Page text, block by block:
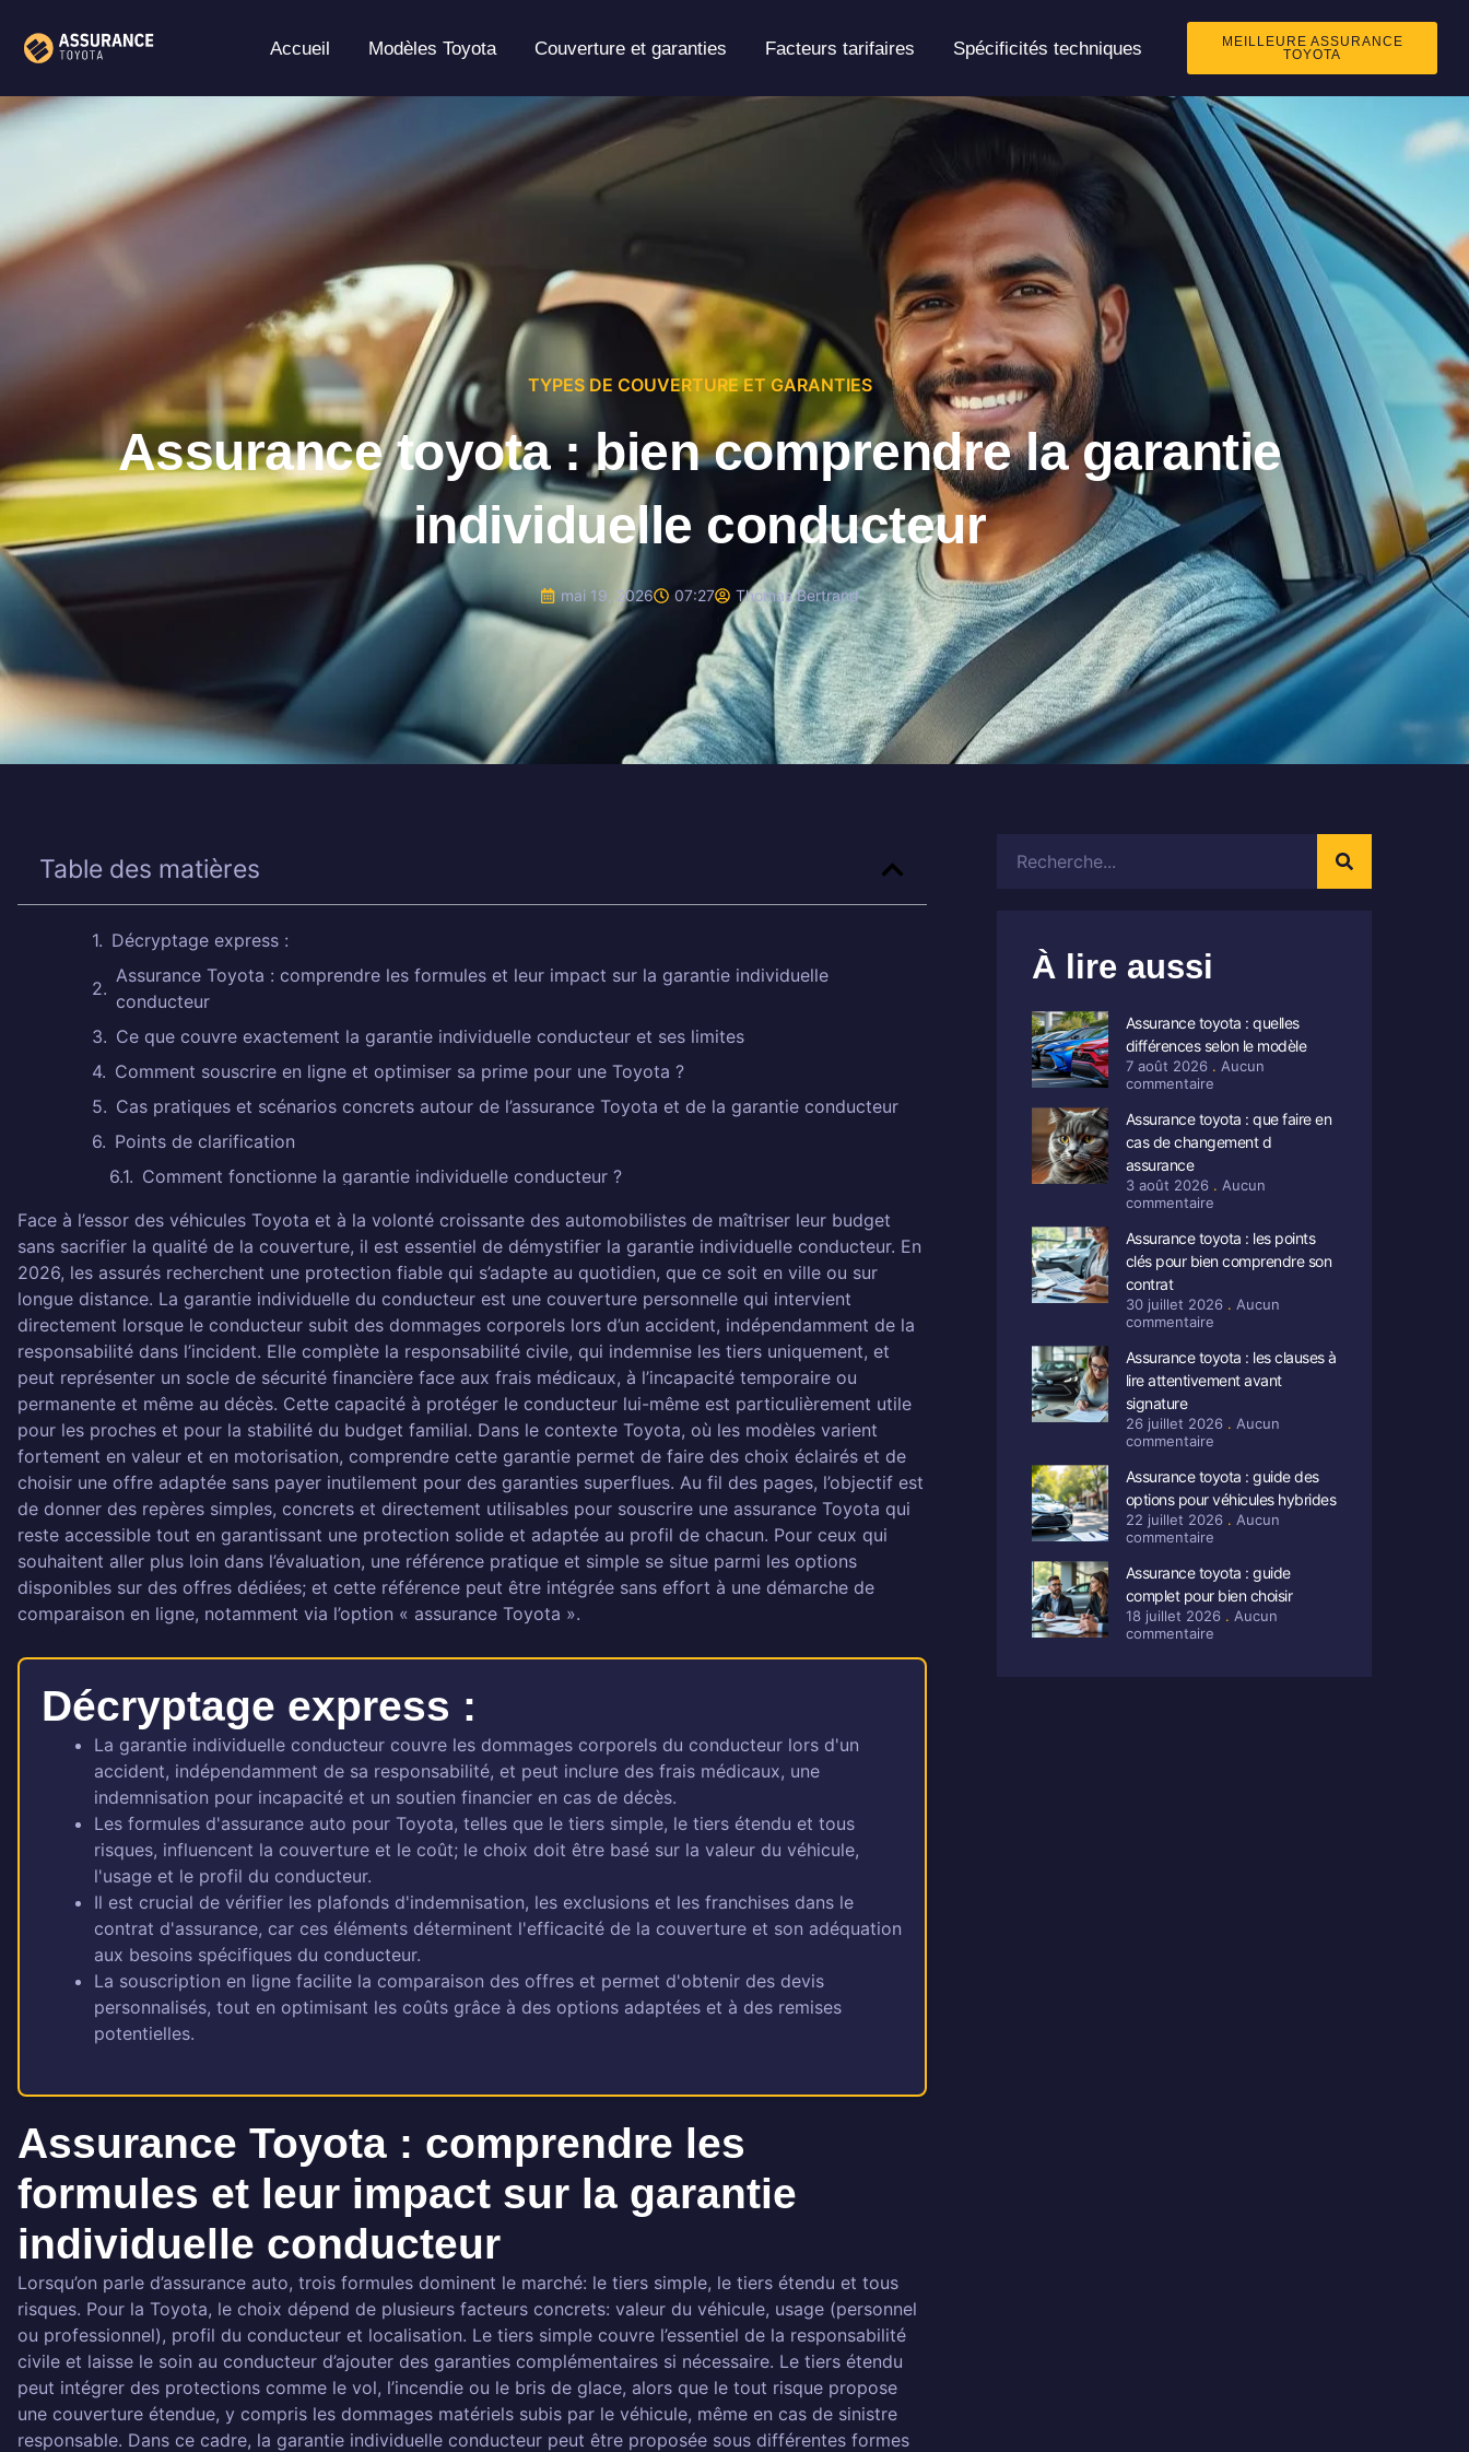
contenu
Accueil Modèles Toyota Couverture et garanties Facteurs tarifaires Spécificités techniques
MEILLEURE ASSURANCE
TOYOTA
TYPES DE COUVERTURE ET GARANTIES
Assurance toyota : bien comprendre la garantie
individuelle conducteur
mai 19, 2026 07:27 Thomas Bertrand
Table des matières
Décryptage express :
Assurance Toyota : comprendre les formules et leur impact sur la garantie individuelle
conducteur
Ce que couvre exactement la garantie individuelle conducteur et ses limites
Comment souscrire en ligne et optimiser sa prime pour une Toyota ?
Cas pratiques et scénarios concrets autour de l’assurance Toyota et de la garantie conducteur
Points de clarification
Comment fonctionne la garantie individuelle conducteur ?
Quels frais sont couverts par la garantie individuelle conducteur ?
Quelles sont les exclusions de la garantie individuelle conducteur ?
Comment souscrire une assurance Toyota en ligne ?
Quand est-il nécessaire de vérifier les plafonds d'indemnisation ?
Laisser un commentaire Annuler la réponse
À lire aussi
Face à l’essor des véhicules Toyota et à la volonté croissante des automobilistes de maîtriser leur budget
sans sacrifier la qualité de la couverture, il est essentiel de démystifier la garantie individuelle conducteur. En
2026, les assurés recherchent une protection fiable qui s’adapte au quotidien, que ce soit en ville ou sur
longue distance. La garantie individuelle du conducteur est une couverture personnelle qui intervient
directement lorsque le conducteur subit des dommages corporels lors d’un accident, indépendamment de la
responsabilité dans l’incident. Elle complète la responsabilité civile, qui indemnise les tiers uniquement, et
peut représenter un socle de sécurité financière face aux frais médicaux, à l’incapacité temporaire ou
permanente et même au décès. Cette capacité à protéger le conducteur lui-même est particulièrement utile
pour les proches et pour la stabilité du budget familial. Dans le contexte Toyota, où les modèles varient
fortement en valeur et en motorisation, comprendre cette garantie permet de faire des choix éclairés et de
choisir une offre adaptée sans payer inutilement pour des garanties superflues. Au fil des pages, l’objectif est
de donner des repères simples, concrets et directement utilisables pour souscrire une assurance Toyota qui
reste accessible tout en garantissant une protection solide et adaptée au profil de chacun. Pour ceux qui
souhaitent aller plus loin dans l’évaluation, une référence pratique et simple se situe parmi les options
disponibles sur des offres dédiées; et cette référence peut être intégrée sans effort à une démarche de
comparaison en ligne, notamment via l’option « assurance Toyota ».
Décryptage express :
La garantie individuelle conducteur couvre les dommages corporels du conducteur lors d'un
accident, indépendamment de sa responsabilité, et peut inclure des frais médicaux, une
indemnisation pour incapacité et un soutien financier en cas de décès.
Les formules d'assurance auto pour Toyota, telles que le tiers simple, le tiers étendu et tous
risques, influencent la couverture et le coût; le choix doit être basé sur la valeur du véhicule,
l'usage et le profil du conducteur.
Il est crucial de vérifier les plafonds d'indemnisation, les exclusions et les franchises dans le
contrat d'assurance, car ces éléments déterminent l'efficacité de la couverture et son adéquation
aux besoins spécifiques du conducteur.
La souscription en ligne facilite la comparaison des offres et permet d'obtenir des devis
personnalisés, tout en optimisant les coûts grâce à des options adaptées et à des remises
potentielles.
Assurance Toyota : comprendre les
formules et leur impact sur la garantie
individuelle conducteur
Lorsqu’on parle d’assurance auto, trois formules dominent le marché: le tiers simple, le tiers étendu et tous
risques. Pour la Toyota, le choix dépend de plusieurs facteurs concrets: valeur du véhicule, usage (personnel
ou professionnel), profil du conducteur et localisation. Le tiers simple couvre l’essentiel de la responsabilité
civile et laisse le soin au conducteur d’ajouter des garanties complémentaires si nécessaire. Le tiers étendu
peut intégrer des protections comme le vol, l’incendie ou le bris de glace, alors que le tout risque propose
une couverture étendue, y compris les dommages matériels subis par le véhicule, même en cas de sinistre
responsable. Dans ce cadre, la garantie individuelle conducteur peut être proposée sous différentes formes
À lire aussi
Assurance toyota : quelles
différences selon le modèle
7 août 2026
Aucun
commentaire
Assurance toyota : que faire en
cas de changement d
assurance
3 août 2026
Aucun
commentaire
Assurance toyota : les points
clés pour bien comprendre son
contrat
30 juillet 2026
Aucun
commentaire
Assurance toyota : les clauses à
lire attentivement avant
signature
26 juillet 2026
Aucun
commentaire
Assurance toyota : guide des
options pour véhicules hybrides
22 juillet 2026
Aucun
commentaire
Assurance toyota : guide
complet pour bien choisir
18 juillet 2026
Aucun
commentaire